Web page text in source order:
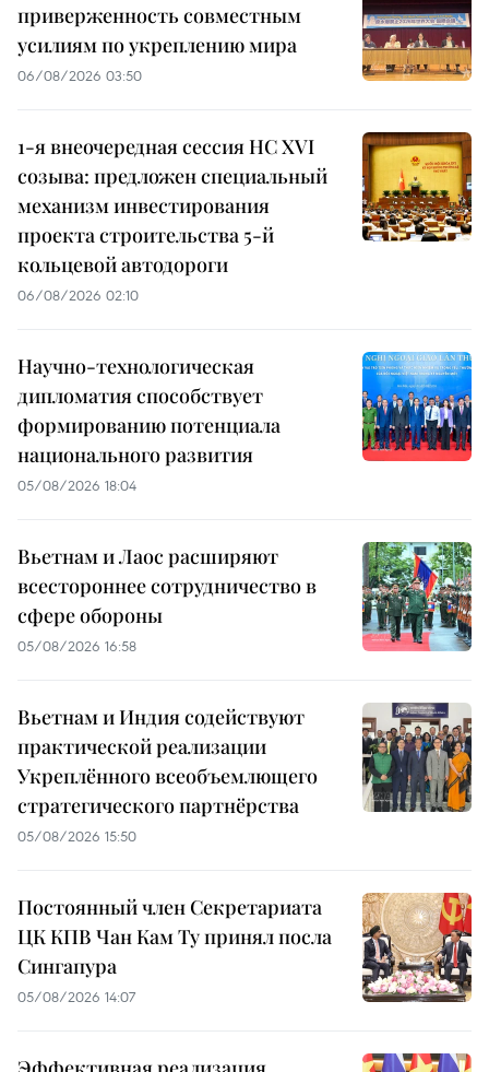
приверженность совместным
усилиям по укреплению мира
06/08/2026 03:50
1-я внеочередная сессия НС XVI
созыва: предложен специальный
механизм инвестирования
проекта строительства 5-й
кольцевой автодороги
06/08/2026 02:10
Научно-технологическая
дипломатия способствует
формированию потенциала
национального развития
05/08/2026 18:04
Вьетнам и Лаос расширяют
всестороннее сотрудничество в
сфере обороны
05/08/2026 16:58
Вьетнам и Индия содействуют
практической реализации
Укреплённого всеобъемлющего
стратегического партнёрства
05/08/2026 15:50
Постоянный член Секретариата
ЦК КПВ Чан Кам Ту принял посла
Сингапура
05/08/2026 14:07